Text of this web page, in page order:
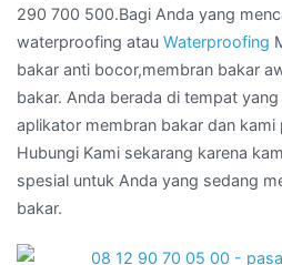
290 700 500.Bagi Anda yang
waterproofing atau Waterproofing
bakar anti bocor,membran bakar
bakar. Anda berada di tempat
aplikator membran bakar dan kami
Hubungi Kami sekarang karena
spesial untuk Anda yang sedang
bakar.